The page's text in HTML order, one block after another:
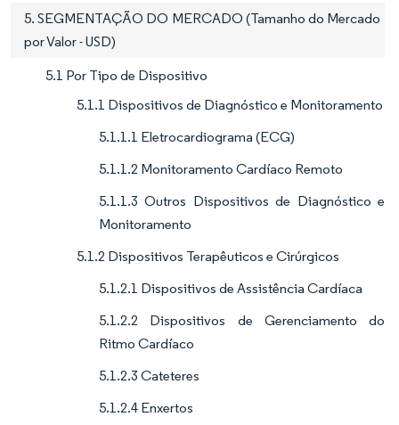
5. SEGMENTAÇÃO DO MERCADO (Tamanho do Mercado
por Valor - USD)
5.1 Por Tipo de Dispositivo
5.1.1 Dispositivos de Diagnóstico e Monitoramento
5.1.1.1 Eletrocardiograma (ECG)
5.1.1.2 Monitoramento Cardíaco Remoto
5.1.1.3 Outros Dispositivos de Diagnóstico e
Monitoramento
5.1.2 Dispositivos Terapêuticos e Cirúrgicos
5.1.2.1 Dispositivos de Assistência Cardíaca
5.1.2.2 Dispositivos de Gerenciamento do
Ritmo Cardíaco
5.1.2.3 Cateteres
5.1.2.4 Enxertos